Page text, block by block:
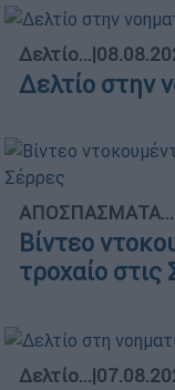
Δελτίο...|
Δελτίο στην
ΑΠΟΣΠΑΣΜΑΤΑ...
Βίντεο
τροχαίο στις
Δελτίο...|